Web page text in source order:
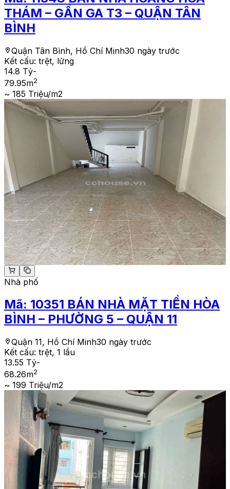
THÁM – GẦN GA T3 – QUẬN TÂN
BÌNH
Quận Tân Bình, Hồ Chí Minh30 ngày trước
Kết cấu: trệt, lửng
14.8 Tỷ-
79.95m2
~ 185 Triệu/m2
Nhà phố
Mã: 10351 BÁN NHÀ MẶT TIỀN HÒA
BÌNH – PHƯỜNG 5 – QUẬN 11
Quận 11, Hồ Chí Minh30 ngày trước
Kết cấu: trệt, 1 lầu
13.55 Tỷ-
68.26m2
~ 199 Triệu/m2